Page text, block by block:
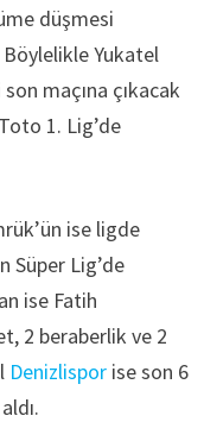
düşmesi
Yukatel
maçına çıkacak
1. Lig’de
ise ligde
Süper Lig’de
ise Fatih
2 beraberlik ve 2
Denizlisporise son 6